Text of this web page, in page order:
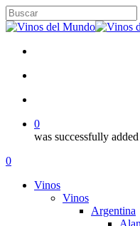
Skip
to
content
Close
0
was successfully
Menu
search
account
0
Vinos
Vinos
Argentina